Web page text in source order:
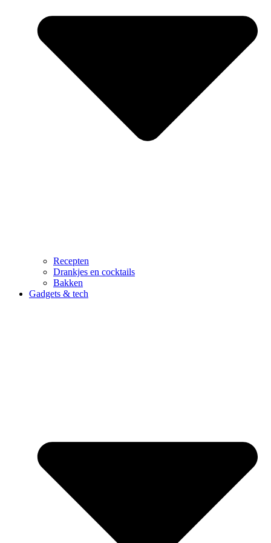
Recepten
Drankjes en cocktails
Bakken
Gadgets & tech